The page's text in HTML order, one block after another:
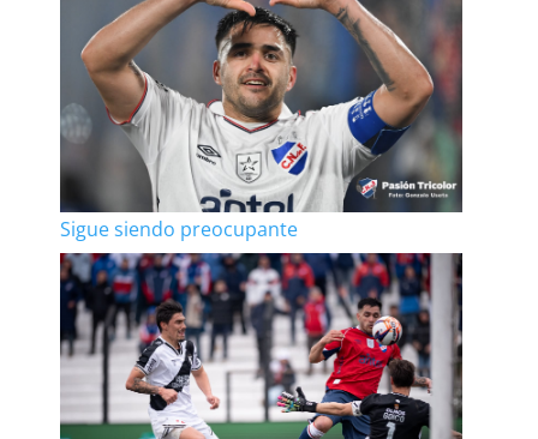
Sigue siendo preocupante